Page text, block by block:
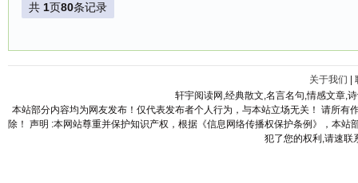
共 1页80条记录
关于我们
轩宇阅读网,经典散文,名言名句,情感文章,
本站部分内容均为网友发布！仅代表发布者个人行为，与本站立场无关！ 请所
除！ 声明 :本网站尊重并保护知识产权，根据《信息网络传播权保护条例》，本
犯了您的权利,请速联